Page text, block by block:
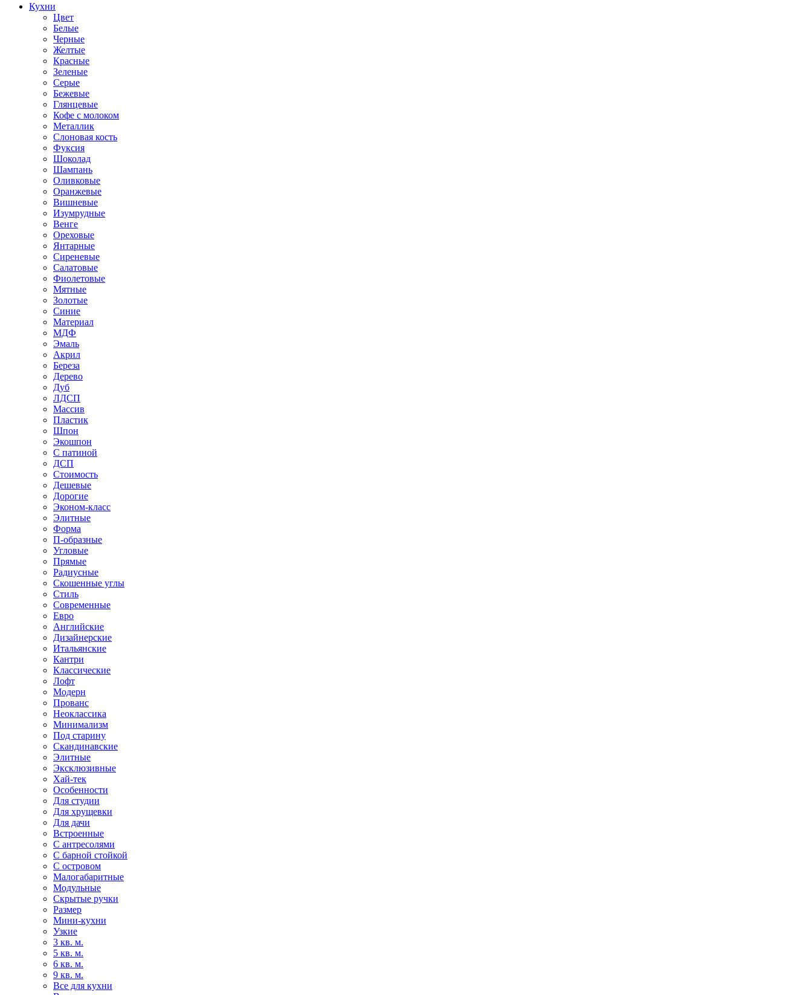
Кухни
Цвет
Белые
Черные
Желтые
Красные
Зеленые
Серые
Бежевые
Глянцевые
Кофе с молоком
Металлик
Слоновая кость
Фуксия
Шоколад
Шампань
Оливковые
Оранжевые
Вишневые
Изумрудные
Венге
Ореховые
Янтарные
Сиреневые
Салатовые
Фиолетовые
Мятные
Золотые
Синие
Материал
МДФ
Эмаль
Акрил
Береза
Дерево
Дуб
ЛДСП
Массив
Пластик
Шпон
Экошпон
С патиной
ДСП
Стоимость
Дешевые
Дорогие
Эконом-класс
Элитные
Форма
П-образные
Угловые
Прямые
Радиусные
Скошенные углы
Стиль
Современные
Евро
Английские
Дизайнерские
Итальянские
Кантри
Классические
Лофт
Модерн
Прованс
Неоклассика
Минимализм
Под старину
Скандинавские
Элитные
Эксклюзивные
Хай-тек
Особенности
Для студии
Для хрущевки
Для дачи
Встроенные
С антресолями
С барной стойкой
С островом
Малогабаритные
Модульные
Скрытые ручки
Размер
Мини-кухни
Узкие
3 кв. м.
5 кв. м.
6 кв. м.
9 кв. м.
Все для кухни